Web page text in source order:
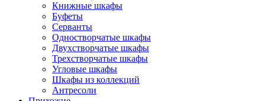
Книжные шкафы
Буфеты
Серванты
Одностворчатые шкафы
Двухстворчатые шкафы
Трехстворчатые шкафы
Угловые шкафы
Шкафы из коллекций
Антресоли